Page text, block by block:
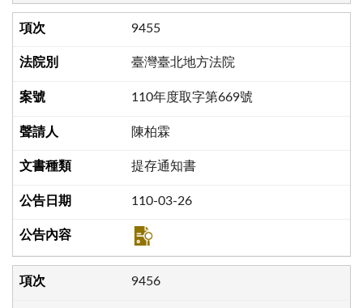
9455
臺灣臺北地方法院
110年度取字第669號
陳柏霖
提存通知書
110-03-26
9456